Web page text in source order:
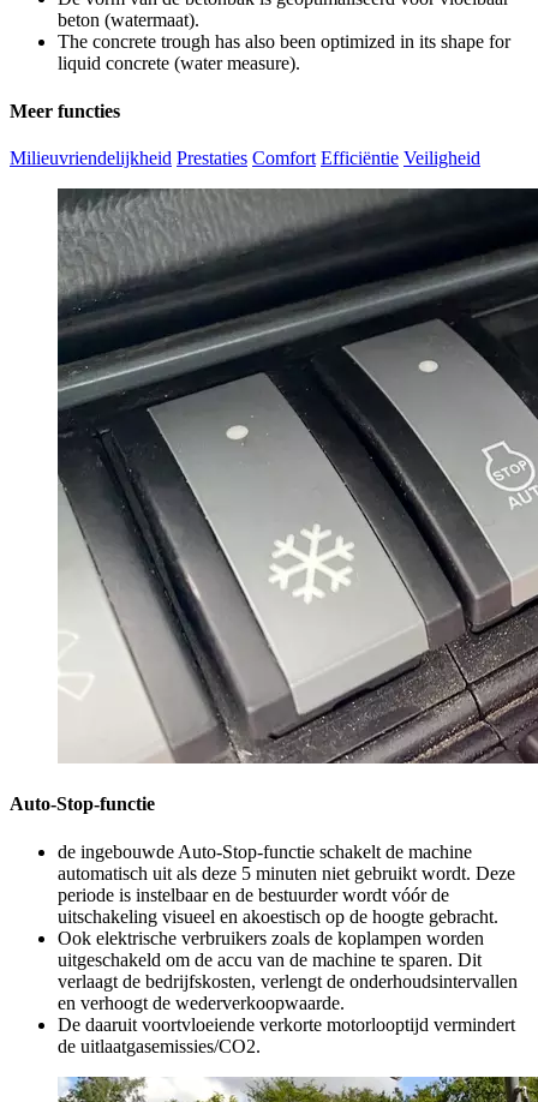
beton (watermaat).
The concrete trough has also been optimized in its shape for
liquid concrete (water measure).
Meer functies
Milieuvriendelijkheid Prestaties Comfort Efficiëntie Veiligheid
Auto-Stop-functie
de ingebouwde Auto-Stop-functie schakelt de machine
automatisch uit als deze 5 minuten niet gebruikt wordt. Deze
periode is instelbaar en de bestuurder wordt vóór de
uitschakeling visueel en akoestisch op de hoogte gebracht.
Ook elektrische verbruikers zoals de koplampen worden
uitgeschakeld om de accu van de machine te sparen. Dit
verlaagt de bedrijfskosten, verlengt de onderhoudsintervallen
en verhoogt de wederverkoopwaarde.
De daaruit voortvloeiende verkorte motorlooptijd vermindert
de uitlaatgasemissies/CO2.